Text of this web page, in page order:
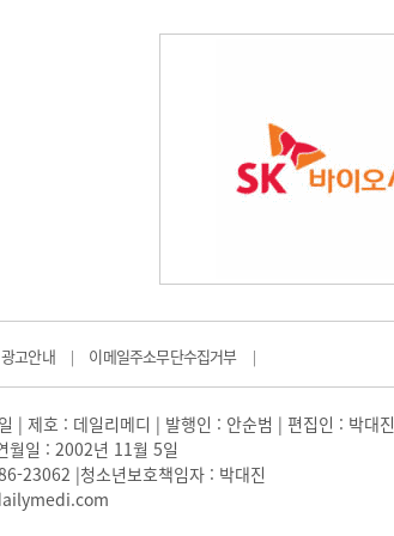
광고안내 | 이메일주소무단수집거부 |
| 제호 : 데일리메디 | 발행인 : 안순범 | 편집인 : 박대진
월일 : 2002년 11월 5일
23062 |청소년보호책임자 : 박대진